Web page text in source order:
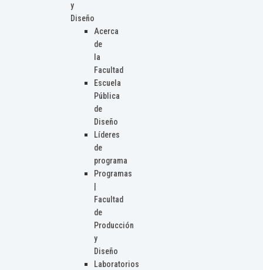
y
Diseño
Acerca
de
la
Facultad
Escuela
Pública
de
Diseño
Líderes
de
programa
Programas
Facultad
de
Producción
y
Diseño
Laboratorios